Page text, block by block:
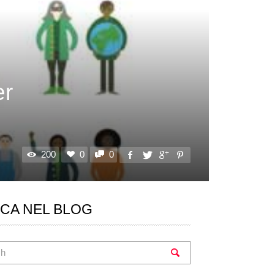
200 0 0
NEL BLOG